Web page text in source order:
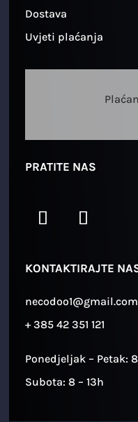
Dostava
Uvjeti plaćanja
PRATITE NAS
KONTAKTIRAJTE
necodoo1@gmail.com
+ 385 42 351 121
Ponedjeljak – Petak:
Subota: 8 – 13h